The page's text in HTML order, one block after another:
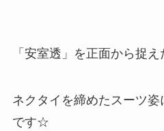
「安室透」を正面から捉え
ネクタイを締めたスーツ姿
です☆